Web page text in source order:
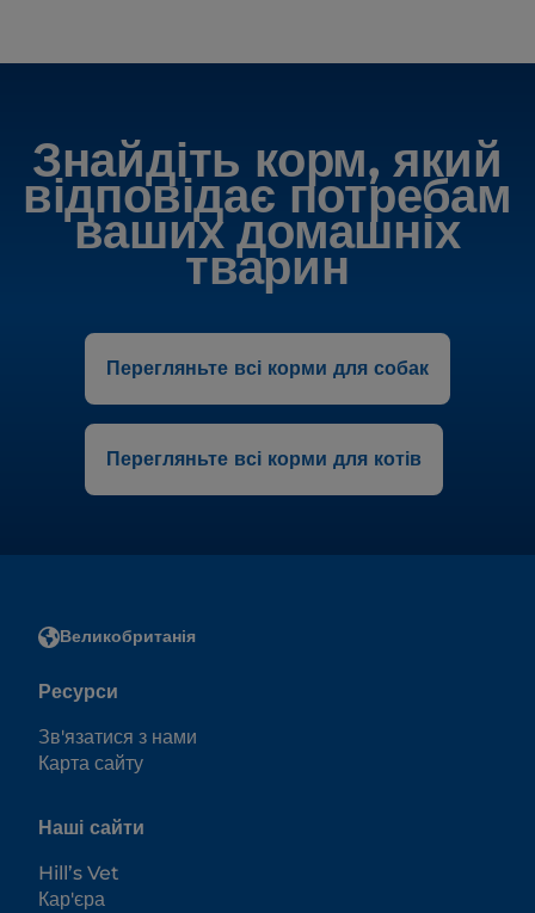
Знайдіть корм, який
відповідає потребам
ваших домашніх
тварин
Перегляньте всі корми для собак
Перегляньте всі корми для котів
Великобританія
Ресурси
Зв'язатися з нами
Карта сайту
Наші сайти
Hill’s Vet
Кар'єра